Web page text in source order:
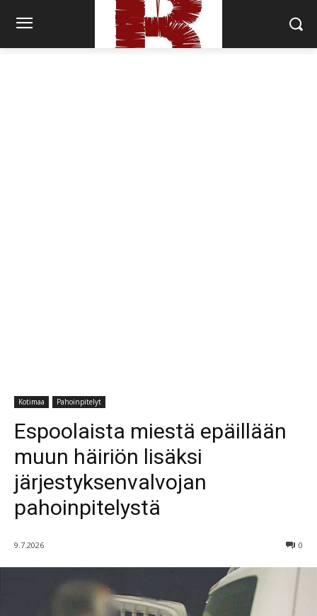
Kotimaa Pahoinpitelyt
Espoolaista miestä epäillään
muun häiriön lisäksi
järjestyksenvalvojan
pahoinpitelystä
9.7.2026 0